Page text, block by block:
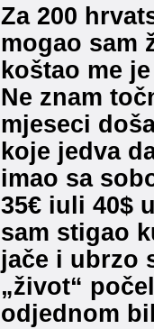
Za 200
mogao sam
koštao me
Ne znam
mjeseci
koje jedva
imao sa
35€ iuli 40$
sam stigao
jače i ubrzo
„život“
odjednom